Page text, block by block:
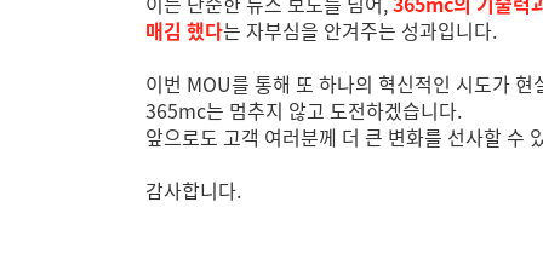
매김 했다는 자부심을 안겨주는 성과입니다.
이번 MOU를 통해 또 하나의 혁신적인 시도가 현
365mc는 멈추지 않고 도전하겠습니다.
앞으로도 고객 여러분께 더 큰 변화를 선사할 수
감사합니다.